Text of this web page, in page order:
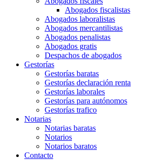
Abogados fiscalistas
Abogados laboralistas
Abogados mercantilistas
Abogados penalistas
Abogados gratis
Despachos de abogados
Gestorías
Gestorías baratas
Gestorías declaración renta
Gestorías laborales
Gestorías para autónomos
Gestorías trafico
Notarias
Notarias baratas
Notarios
Notarios baratos
Contacto